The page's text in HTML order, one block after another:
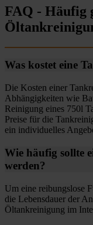
FAQ - Häufig
Was kostet eine
Die Kosten einer
Abhängigkeiten wie
Reinigung eines 750l
Preise für die
ein individuelles
Wie häufig sollte
werden?
Um eine reibungslose
die Lebensdauer der
Öltankreinigung im